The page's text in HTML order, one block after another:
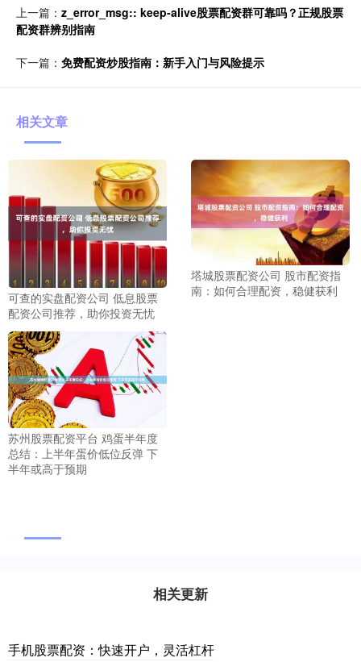
上一篇： z_error_msg:: keep-alive股票配资群可靠吗？正规股票
配资群辨别指南
下一篇： 免费配资炒股指南：新手入门与风险提示
相关文章
可查的实盘配资公司 低息股票
配资公司推荐，助你投资无忧
塔城股票配资公司 股市配资指
南：如何合理配资，稳健获利
苏州股票配资平台 鸡蛋半年度
总结：上半年蛋价低位反弹 下
半年或高于预期
相关更新
手机股票配资：快速开户，灵活杠杆